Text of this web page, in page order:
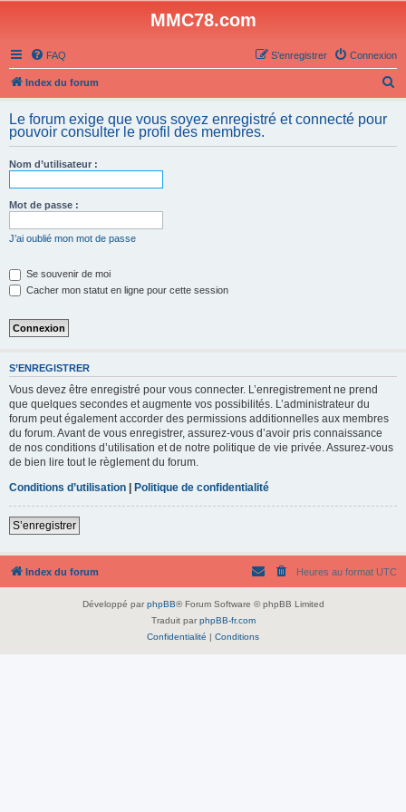
MMC78.com
FAQ Connexion
S’enregistrer
Index du forum
h
Le forum exige que vous soyez enregistré et connecté pour
pouvoir consulter le profil des membres.
Nom d’utilisateur :
Mot de passe :
J’ai oublié mon mot de passe
Se souvenir de moi
Cacher mon statut en ligne pour cette session
S’ENREGISTRER
Vous devez être enregistré pour vous connecter. L’enregistrement ne prend
que quelques secondes et augmente vos possibilités. L’administrateur du
forum peut également accorder des permissions additionnelles aux membres
du forum. Avant de vous enregistrer, assurez-vous d’avoir pris connaissance
de nos conditions d’utilisation et de notre politique de vie privée. Assurez-vous
de bien lire tout le règlement du forum.
Conditions d’utilisation | Politique de confidentialité
S’enregistrer
Index du forum Heures au format UTC
Développé par phpBB® Forum Software © phpBB Limited
Traduit par phpBB-fr.com
Confidentialité | Conditions